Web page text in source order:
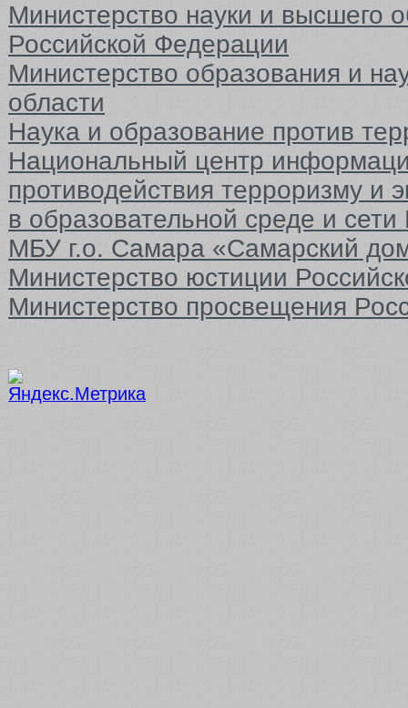
Министерство науки и высшего
Российской Федерации
Министерство образования и
области
Наука и образование против
Национальный центр
противодействия терроризму и
в образовательной среде и сети
МБУ г.о. Самара «Самарский
Министерство юстиции
Министерство просвещения